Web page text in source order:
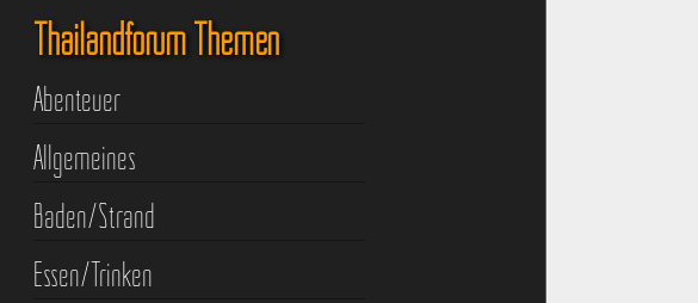
Thailandforum Themen
Abenteuer
Allgemeines
Baden/Strand
Essen/Trinken